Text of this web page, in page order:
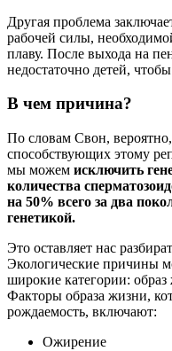
Другая проблема
рабочей силы,
плаву. После выхода на
недостаточно детей,
В чем причина?
По словам Свон,
способствующих этому
мы можем исключить
количества
на 50% всего за два
генетикой.
Это оставляет нас
Экологические причины
широкие категории:
Факторы образа жизни,
рождаемость, включают:
Ожирение